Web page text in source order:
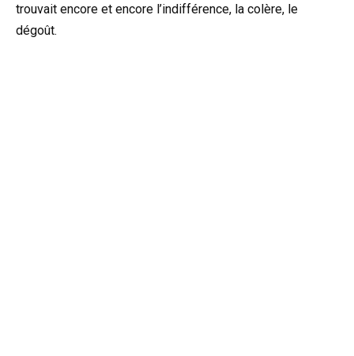
trouvait encore et encore l’indifférence, la colère, le
dégoût.